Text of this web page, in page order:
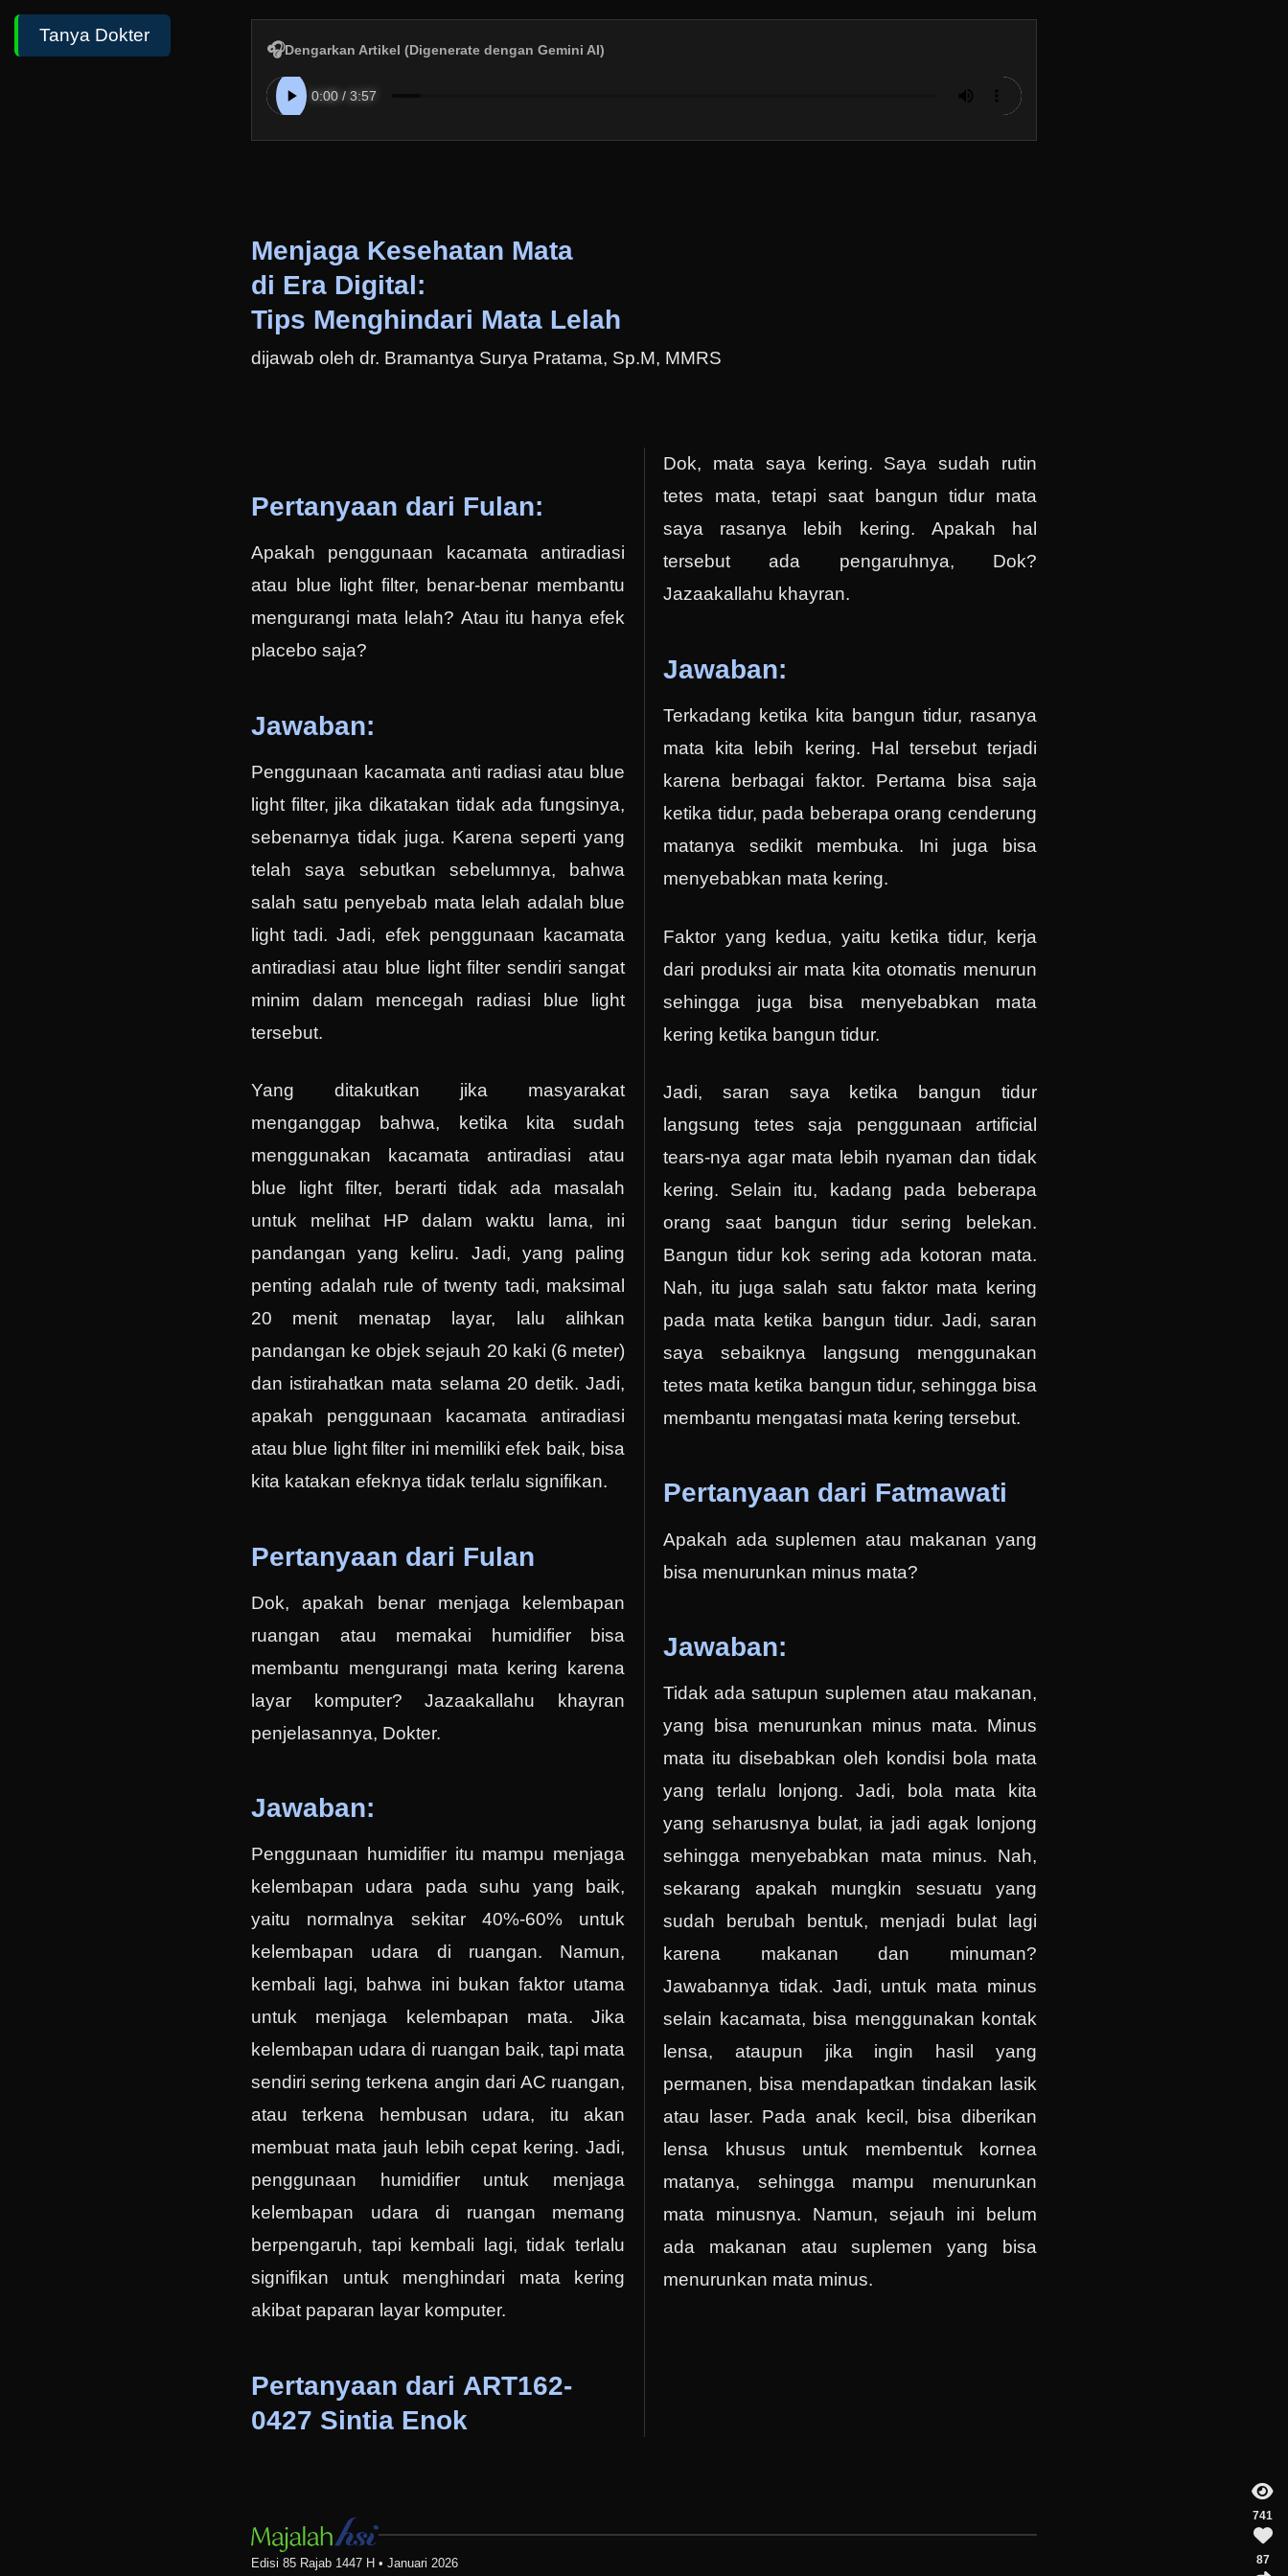
Tanya Dokter
🎧Dengarkan Artikel (Digenerate dengan Gemini AI)
Menjaga Kesehatan Mata
di Era Digital:
Tips Menghindari Mata Lelah
dijawab oleh dr. Bramantya Surya Pratama, Sp.M, MMRS
Pertanyaan dari Fulan:
Apakah penggunaan kacamata antiradiasi
atau blue light filter, benar-benar membantu
mengurangi mata lelah? Atau itu hanya efek
placebo saja?
Jawaban:
Penggunaan kacamata anti radiasi atau blue
light filter, jika dikatakan tidak ada fungsinya,
sebenarnya tidak juga. Karena seperti yang
telah saya sebutkan sebelumnya, bahwa
salah satu penyebab mata lelah adalah blue
light tadi. Jadi, efek penggunaan kacamata
antiradiasi atau blue light filter sendiri sangat
minim dalam mencegah radiasi blue light
tersebut.
Yang ditakutkan jika masyarakat
menganggap bahwa, ketika kita sudah
menggunakan kacamata antiradiasi atau
blue light filter, berarti tidak ada masalah
untuk melihat HP dalam waktu lama, ini
pandangan yang keliru. Jadi, yang paling
penting adalah rule of twenty tadi, maksimal
20 menit menatap layar, lalu alihkan
pandangan ke objek sejauh 20 kaki (6 meter)
dan istirahatkan mata selama 20 detik. Jadi,
apakah penggunaan kacamata antiradiasi
atau blue light filter ini memiliki efek baik, bisa
kita katakan efeknya tidak terlalu signifikan.
Pertanyaan dari Fulan
Dok, apakah benar menjaga kelembapan
ruangan atau memakai humidifier bisa
membantu mengurangi mata kering karena
layar komputer? Jazaakallahu khayran
penjelasannya, Dokter.
Jawaban:
Penggunaan humidifier itu mampu menjaga
kelembapan udara pada suhu yang baik,
yaitu normalnya sekitar 40%-60% untuk
kelembapan udara di ruangan. Namun,
kembali lagi, bahwa ini bukan faktor utama
untuk menjaga kelembapan mata. Jika
kelembapan udara di ruangan baik, tapi mata
sendiri sering terkena angin dari AC ruangan,
atau terkena hembusan udara, itu akan
membuat mata jauh lebih cepat kering. Jadi,
penggunaan humidifier untuk menjaga
kelembapan udara di ruangan memang
berpengaruh, tapi kembali lagi, tidak terlalu
signifikan untuk menghindari mata kering
akibat paparan layar komputer.
Pertanyaan dari ART162-
0427 Sintia Enok
Dok, mata saya kering. Saya sudah rutin
tetes mata, tetapi saat bangun tidur mata
saya rasanya lebih kering. Apakah hal
tersebut ada pengaruhnya, Dok?
Jazaakallahu khayran.
Jawaban:
Terkadang ketika kita bangun tidur, rasanya
mata kita lebih kering. Hal tersebut terjadi
karena berbagai faktor. Pertama bisa saja
ketika tidur, pada beberapa orang cenderung
matanya sedikit membuka. Ini juga bisa
menyebabkan mata kering.
Faktor yang kedua, yaitu ketika tidur, kerja
dari produksi air mata kita otomatis menurun
sehingga juga bisa menyebabkan mata
kering ketika bangun tidur.
Jadi, saran saya ketika bangun tidur
langsung tetes saja penggunaan artificial
tears-nya agar mata lebih nyaman dan tidak
kering. Selain itu, kadang pada beberapa
orang saat bangun tidur sering belekan.
Bangun tidur kok sering ada kotoran mata.
Nah, itu juga salah satu faktor mata kering
pada mata ketika bangun tidur. Jadi, saran
saya sebaiknya langsung menggunakan
tetes mata ketika bangun tidur, sehingga bisa
membantu mengatasi mata kering tersebut.
Pertanyaan dari Fatmawati
Apakah ada suplemen atau makanan yang
bisa menurunkan minus mata?
Jawaban:
Tidak ada satupun suplemen atau makanan,
yang bisa menurunkan minus mata. Minus
mata itu disebabkan oleh kondisi bola mata
yang terlalu lonjong. Jadi, bola mata kita
yang seharusnya bulat, ia jadi agak lonjong
sehingga menyebabkan mata minus. Nah,
sekarang apakah mungkin sesuatu yang
sudah berubah bentuk, menjadi bulat lagi
karena makanan dan minuman?
Jawabannya tidak. Jadi, untuk mata minus
selain kacamata, bisa menggunakan kontak
lensa, ataupun jika ingin hasil yang
permanen, bisa mendapatkan tindakan lasik
atau laser. Pada anak kecil, bisa diberikan
lensa khusus untuk membentuk kornea
matanya, sehingga mampu menurunkan
mata minusnya. Namun, sejauh ini belum
ada makanan atau suplemen yang bisa
menurunkan mata minus.
Edisi 85 Rajab 1447 H • Januari 2026
741
87